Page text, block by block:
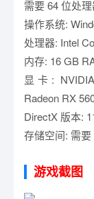
需要 64 位处
操作系统:
处理器: Intel
内存: 16 GB
显卡:
Radeon RX
DirectX 版本:
存储空间: 需
游戏截图